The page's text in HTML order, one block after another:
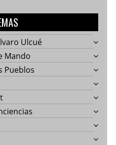
Ulcué
Mando
Pueblos